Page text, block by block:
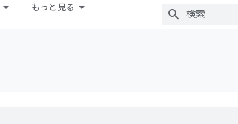
もっと見る